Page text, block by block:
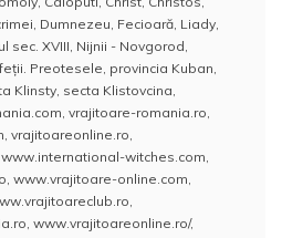
e
st
aj
e
a
z
ă
, Dumnezeu, Fecioară, Liady,
sec. XVIII, Nijnii - Novgorod,
Preotesele, provincia Kuban,
Klinsty, secta Klistovcina,
, vrajitoare-romania.ro,
, vrajitoareonline.ro,
www.international-witches.com,
, www.vrajitoare-online.com,
,
, www.vrajitoareonline.ro/,